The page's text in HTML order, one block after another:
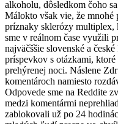
alkoholu, dôsledkom čoho
Málokto však vie, že
príznaky sklerózy multiplex,
sme v reálnom čase využili
najväčššie slovenské a
príspevkov s otázkami,
prehýrenej noci. Náslene
komentároch namiesto
Odpovede sme na Reddite
medzi komentármi
zablokovali už po 24